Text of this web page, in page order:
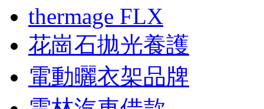
thermage FLX
花崗石拋光養護
電動曬衣架品牌